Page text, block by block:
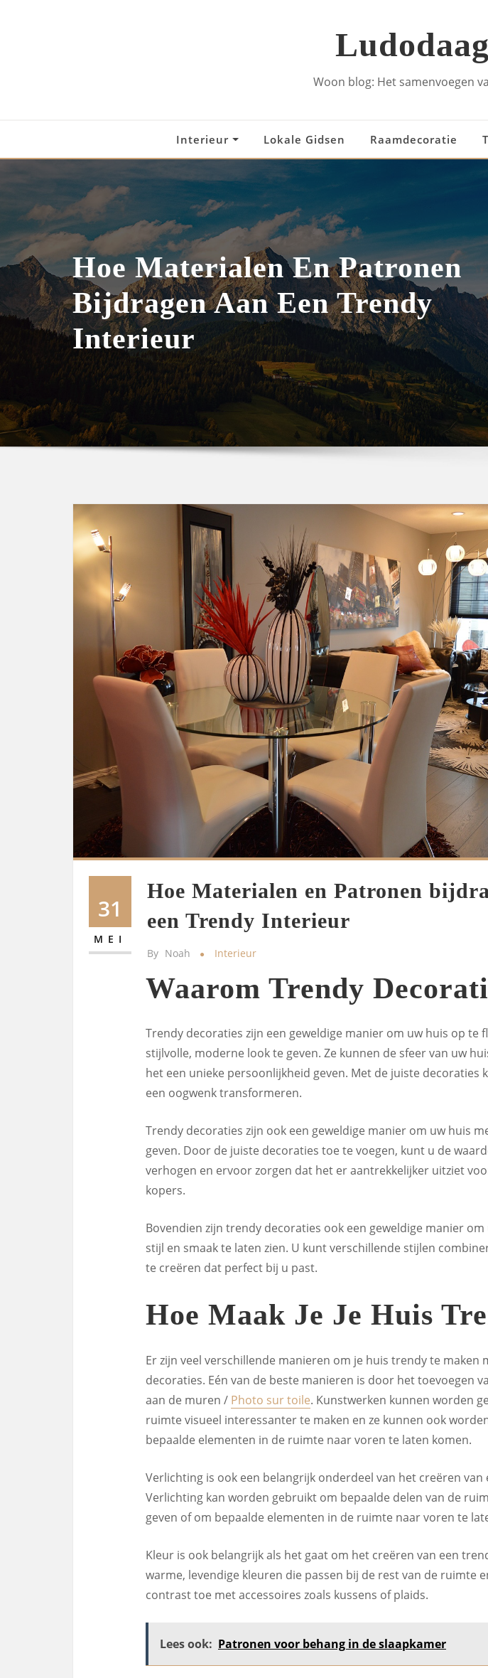
Woon blog: Het samenvoegen
Interieur Lokale Gidsen Raamdecoratie
Hoe Materialen En Patronen
Bijdragen Aan Een Trendy
Interieur
31
MEI
Hoe Materialen en Patronen
een Trendy Interieur
By Noah Interieur
Waarom Trendy
Trendy decoraties zijn een geweldige manier om uw huis op te
stijlvolle, moderne look te geven. Ze kunnen de sfeer van uw
het een unieke persoonlijkheid geven. Met de juiste decoraties
een oogwenk transformeren.
Trendy decoraties zijn ook een geweldige manier om uw huis
geven. Door de juiste decoraties toe te voegen, kunt u de
verhogen en ervoor zorgen dat het er aantrekkelijker uitziet
kopers.
Bovendien zijn trendy decoraties ook een geweldige manier
stijl en smaak te laten zien. U kunt verschillende stijlen
te creëren dat perfect bij u past.
Hoe Maak Je Je Huis
Er zijn veel verschillende manieren om je huis trendy te maken
decoraties. Eén van de beste manieren is door het toevoegen
aan de muren / Photo sur toile. Kunstwerken kunnen worden
ruimte visueel interessanter te maken en ze kunnen ook
bepaalde elementen in de ruimte naar voren te laten komen.
Verlichting is ook een belangrijk onderdeel van het creëren van
Verlichting kan worden gebruikt om bepaalde delen van de
geven of om bepaalde elementen in de ruimte naar voren te
Kleur is ook belangrijk als het gaat om het creëren van een
warme, levendige kleuren die passen bij de rest van de ruimte
contrast toe met accessoires zoals kussens of plaids.
Lees ook: Patronen voor behang in de slaapkamer